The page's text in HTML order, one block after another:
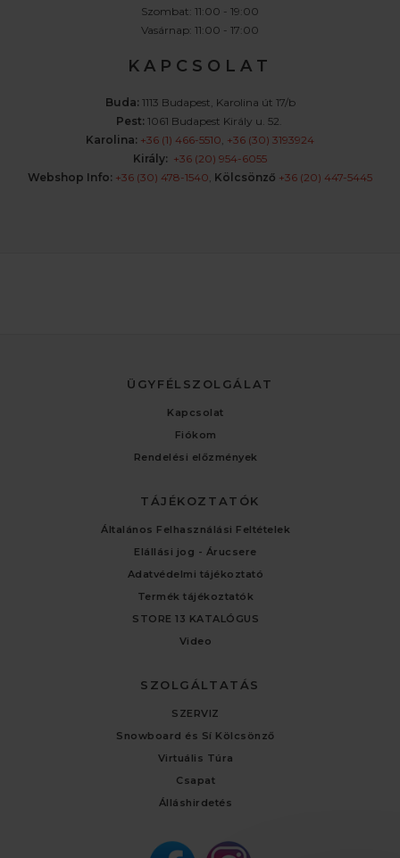
Szombat: 11:00 - 19:00
Vasárnap: 11:00 - 17:00
K A P C S O L A T
Buda: 1113 Budapest, Karolina út 17/b
Pest: 1061 Budapest Király u. 52.
Karolina: +36 (1) 466-5510, +36 (30) 3193924
Király: +36 (20) 954-6055
Webshop Info: +36 (30) 478-1540, Kölcsönző +36 (20) 447-5445
ÜGYFÉLSZOLGÁLAT
Kapcsolat
Fiókom
Rendelési előzmények
TÁJÉKOZTATÓK
Általános Felhasználási Feltételek
Elállási jog - Árucsere
Adatvédelmi tájékoztató
Termék tájékoztatók
STORE 13 KATALÓGUS
Video
SZOLGÁLTATÁS
SZERVIZ
Snowboard és Sí Kölcsönző
Virtuális Túra
Csapat
Álláshirdetés